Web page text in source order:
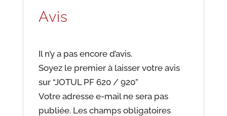
Avis
Il n’y a pas encore d’avis.
Soyez le premier à laisser votre avis
sur “JOTUL PF 620 / 920”
Votre adresse e-mail ne sera pas
publiée. Les champs obligatoires